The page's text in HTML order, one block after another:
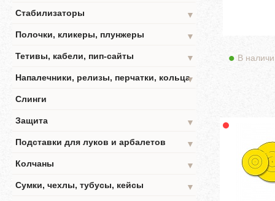
Стабилизаторы
▼
Полочки, кликеры, плунжеры
▼
Тетивы, кабели, пип-сайты
▼
Напалечники, релизы, перчатки, кольца▼
Слинги
Защита
▼
Подставки для луков и арбалетов
▼
Колчаны
▼
Сумки, чехлы, тубусы, кейсы
▼
В